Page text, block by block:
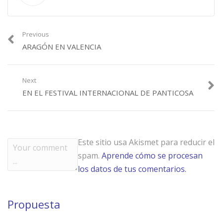
Previous
ARAGÓN EN VALENCIA
Next
EN EL FESTIVAL INTERNACIONAL DE PANTICOSA
Este sitio usa Akismet para reducir el
spam. Aprende cómo se procesan
los datos de tus comentarios.
Propuesta